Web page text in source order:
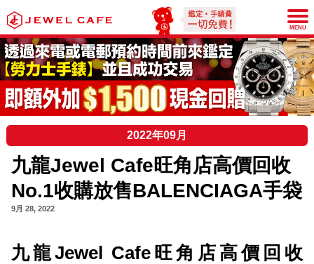
JEWEL CAFE
MENU
2022年09月
九龍Jewel Cafe旺角店高價回收
No.1收購放售BALENCIAGA手袋
9月 28, 2022
九龍Jewel Cafe旺角店高價回收